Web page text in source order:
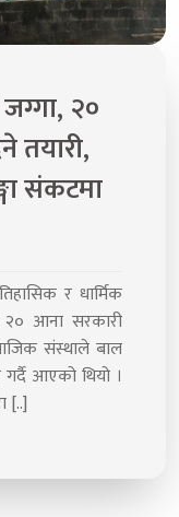
२०
तयारी,
संकटमा
र धार्मिक
२० आना सरकारी
संस्थाले बाल
गर्दै आएको थियो ।
[..]